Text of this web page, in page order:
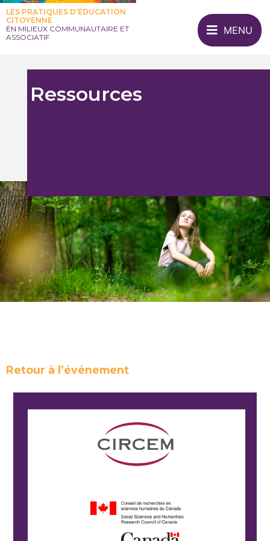
LES PRATIQUES D’ÉDUCATION
CITOYENNE
EN MILIEUX COMMUNAUTAIRE ET
ASSOCIATIF
MENU
Ressources
Retour à l’événement